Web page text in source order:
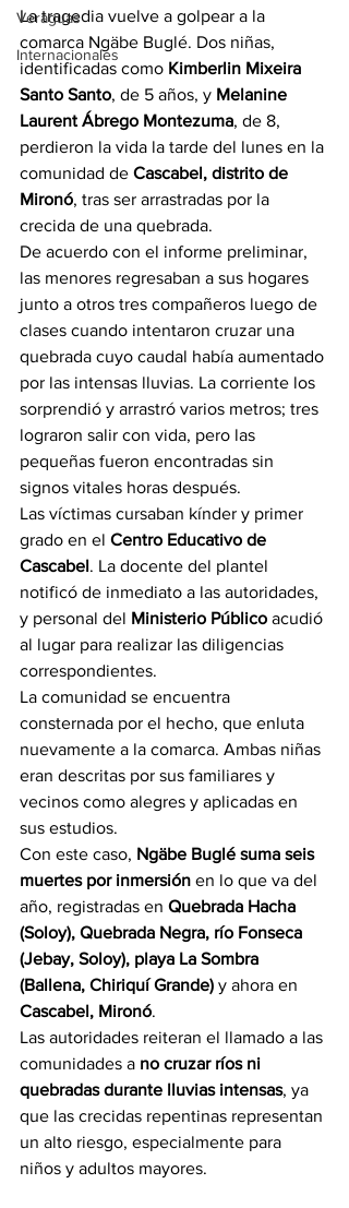
Veraguas
Internacionales
La tragedia vuelve a golpear a la
comarca Ngäbe Buglé. Dos niñas,
identificadas como Kimberlin Mixeira
Santo Santo, de 5 años, y Melanine
Laurent Ábrego Montezuma, de 8,
perdieron la vida la tarde del lunes en la
comunidad de Cascabel, distrito de
Mironó, tras ser arrastradas por la
crecida de una quebrada.
De acuerdo con el informe preliminar,
las menores regresaban a sus hogares
junto a otros tres compañeros luego de
clases cuando intentaron cruzar una
quebrada cuyo caudal había aumentado
por las intensas lluvias. La corriente los
sorprendió y arrastró varios metros; tres
lograron salir con vida, pero las
pequeñas fueron encontradas sin
signos vitales horas después.
Las víctimas cursaban kínder y primer
grado en el Centro Educativo de
Cascabel. La docente del plantel
notificó de inmediato a las autoridades,
y personal del Ministerio Público acudió
al lugar para realizar las diligencias
correspondientes.
La comunidad se encuentra
consternada por el hecho, que enluta
nuevamente a la comarca. Ambas niñas
eran descritas por sus familiares y
vecinos como alegres y aplicadas en
sus estudios.
Con este caso, Ngäbe Buglé suma seis
muertes por inmersión en lo que va del
año, registradas en Quebrada Hacha
(Soloy), Quebrada Negra, río Fonseca
(Jebay, Soloy), playa La Sombra
(Ballena, Chiriquí Grande) y ahora en
Cascabel, Mironó.
Las autoridades reiteran el llamado a las
comunidades a no cruzar ríos ni
quebradas durante lluvias intensas, ya
que las crecidas repentinas representan
un alto riesgo, especialmente para
niños y adultos mayores.